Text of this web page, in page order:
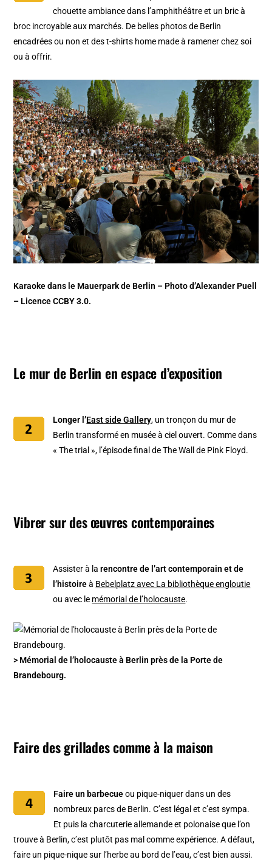
chouette ambiance dans l’amphithéâtre et un bric à
broc incroyable aux marchés. De belles photos de Berlin
encadrées ou non et des t-shirts home made à ramener chez soi
ou à offrir.
Karaoke dans le Mauerpark de Berlin – Photo d’Alexander Puell
– Licence CCBY 3.0.
Le mur de Berlin en espace d’exposition
Longer l’East side Gallery, un tronçon du mur de
Berlin transformé en musée à ciel ouvert. Comme dans
« The trial », l’épisode final de The Wall de Pink Floyd.
Vibrer sur des œuvres contemporaines
Assister à larencontre de l’art contemporain et de
l’histoireà Bebelplatz avec La bibliothèque engloutie
ou avec le mémorial de l’holocauste.
> Mémorial de l’holocauste à Berlin près de la Porte de
Brandebourg.
Faire des grillades comme à la maison
Faire un barbecueou pique-niquer dans un des
nombreux parcs de Berlin. C’est légal et c’est sympa.
Et puis la charcuterie allemande et polonaise que l’on
trouve à Berlin, c’est plutôt pas mal comme expérience. A défaut,
faire un pique-nique sur l’herbe au bord de l’eau, c’est bien aussi.